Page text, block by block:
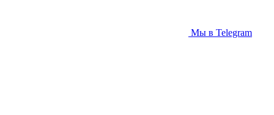
Мы в Telegram